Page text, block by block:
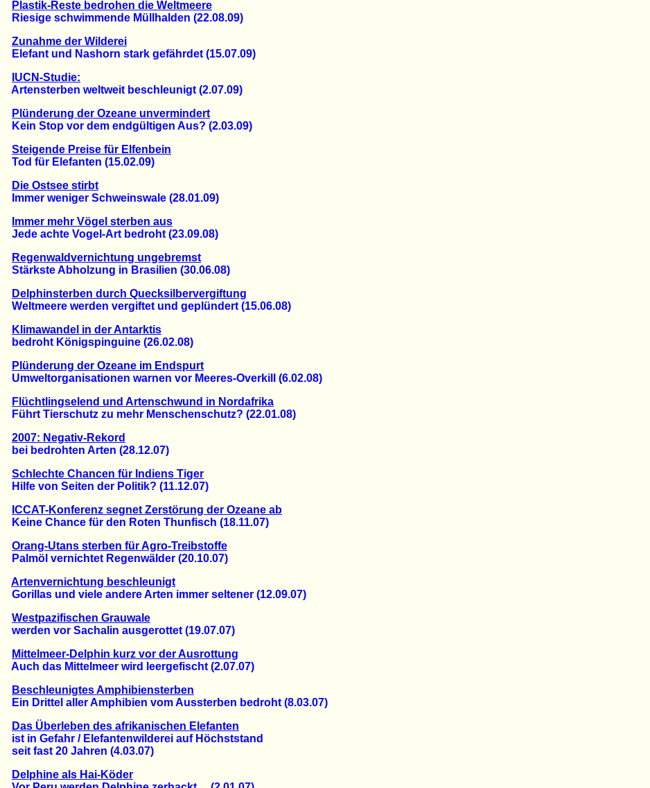
Plastik-Reste bedrohen die Weltmeere
Riesige schwimmende Müllhalden (22.08.09)
Zunahme der Wilderei
Elefant und Nashorn stark gefährdet (15.07.09)
IUCN-Studie:
Artensterben weltweit beschleunigt (2.07.09)
Plünderung der Ozeane unvermindert
Kein Stop vor dem endgültigen Aus? (2.03.09)
Steigende Preise für Elfenbein
Tod für Elefanten (15.02.09)
Die Ostsee stirbt
Immer weniger Schweinswale (28.01.09)
Immer mehr Vögel sterben aus
Jede achte Vogel-Art bedroht (23.09.08)
Regenwaldvernichtung ungebremst
Stärkste Abholzung in Brasilien (30.06.08)
Delphinsterben durch Quecksilbervergiftung
Weltmeere werden vergiftet und geplündert (15.06.08)
Klimawandel in der Antarktis
bedroht Königspinguine (26.02.08)
Plünderung der Ozeane im Endspurt
Umweltorganisationen warnen vor Meeres-Overkill (6.02.08)
Flüchtlingselend und Artenschwund in Nordafrika
Führt Tierschutz zu mehr Menschenschutz? (22.01.08)
2007: Negativ-Rekord
bei bedrohten Arten (28.12.07)
Schlechte Chancen für Indiens Tiger
Hilfe von Seiten der Politik? (11.12.07)
ICCAT-Konferenz segnet Zerstörung der Ozeane ab
Keine Chance für den Roten Thunfisch (18.11.07)
Orang-Utans sterben für Agro-Treibstoffe
Palmöl vernichtet Regenwälder (20.10.07)
Artenvernichtung beschleunigt
Gorillas und viele andere Arten immer seltener (12.09.07)
Westpazifischen Grauwale
werden vor Sachalin ausgerottet (19.07.07)
Mittelmeer-Delphin kurz vor der Ausrottung
Auch das Mittelmeer wird leergefischt (2.07.07)
Beschleunigtes Amphibiensterben
Ein Drittel aller Amphibien vom Aussterben bedroht (8.03.07)
Das Überleben des afrikanischen Elefanten
ist in Gefahr / Elefantenwilderei auf Höchststand
seit fast 20 Jahren (4.03.07)
Delphine als Hai-Köder